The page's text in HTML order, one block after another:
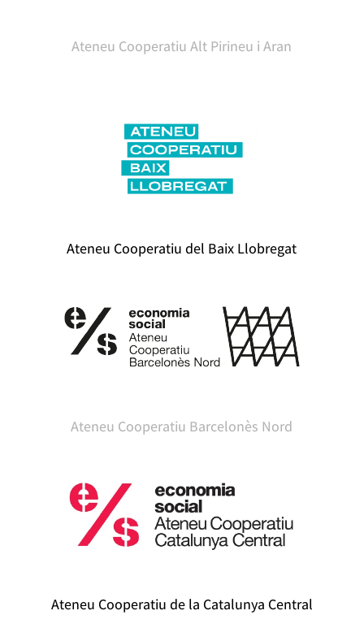
Ateneu Cooperatiu Alt Pirineu i Aran
Ateneu Cooperatiu del Baix Llobregat
Ateneu Cooperatiu Barcelonès Nord
Ateneu Cooperatiu de la Catalunya Central